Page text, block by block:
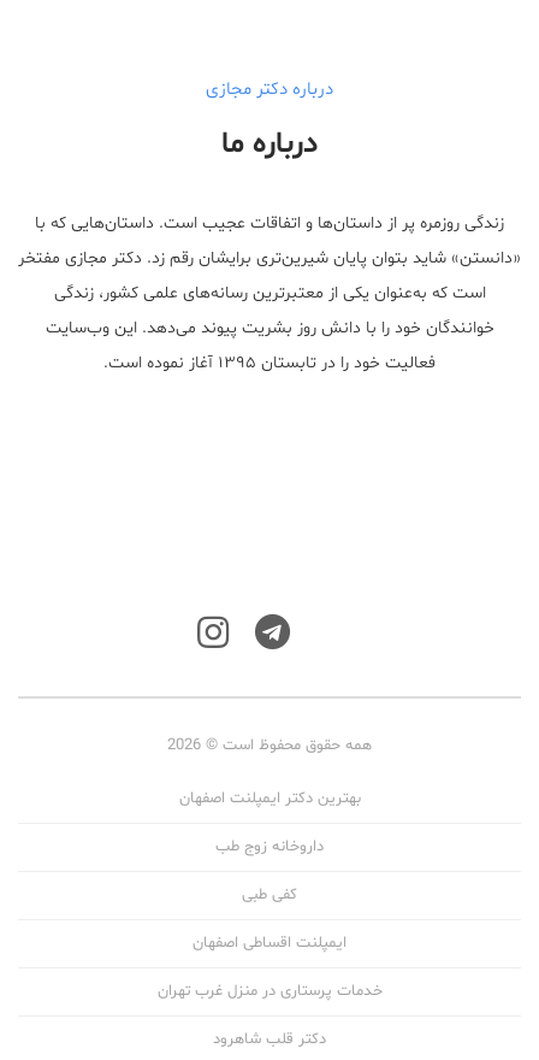
درباره دکتر مجازی
درباره ما
زندگی روزمره پر از داستان‌ها و اتفاقات عجیب است. داستان‌هایی که با
«دانستن» شاید بتوان پایان شیرین‌تری برایشان رقم زد. دکتر مجازی مفتخر
است که به‌عنوان یکی از معتبر‌ترین رسانه‌های علمی کشور، زندگی
خوانندگان خود را با دانش روز بشریت پیوند می‌دهد. این وب‌سایت
فعالیت خود را در تابستان ۱۳۹۵ آغاز نموده است.
همه حقوق محفوظ است © 2026
بهترین دکتر ایمپلنت اصفهان
داروخانه زوج طب
کفی طبی
ایمپلنت اقساطی اصفهان
خدمات پرستاری در منزل غرب تهران
دکتر قلب شاهرود